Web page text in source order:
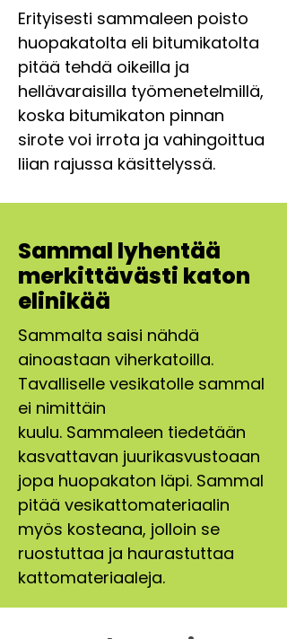
Erityisesti sammaleen poisto
huopakatolta eli bitumikatolta
pitää tehdä oikeilla ja
hellävaraisilla työmenetelmillä,
koska bitumikaton pinnan
sirote voi irrota ja vahingoittua
liian rajussa käsittelyssä.
Sammal lyhentää
merkittävästi katon
elinikää
Sammalta saisi nähdä
ainoastaan viherkatoilla.
Tavalliselle vesikatolle sammal
ei nimittäin
kuulu. Sammaleen tiedetään
kasvattavan juurikasvustoaan
jopa huopakaton läpi. Sammal
pitää vesikattomateriaalin
myös kosteana, jolloin se
ruostuttaa ja haurastuttaa
kattomateriaaleja.